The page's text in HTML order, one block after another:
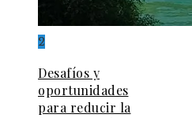
2
Desafíos y
oportunidades
para reducir la